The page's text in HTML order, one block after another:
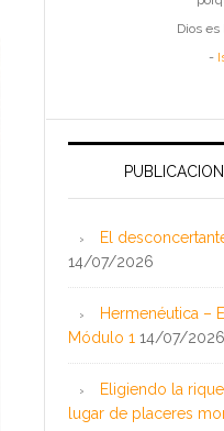
Dios es
-
El
14/07/2026
Hermenéutica –
Módulo 1 14/07/2026
Eligiendo la
lugar de placeres